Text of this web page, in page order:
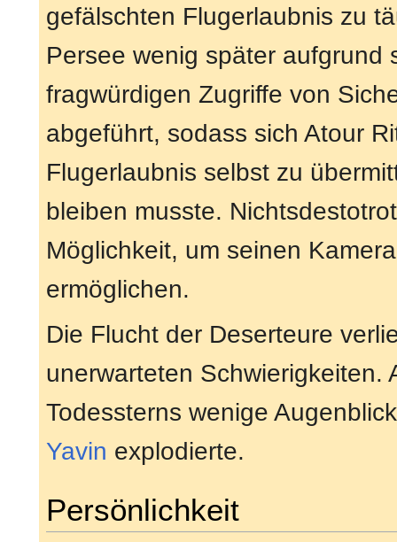
gefälschten Flugerlaubnis zu
Persee wenig später aufgrund
fragwürdigen Zugriffe von
abgeführt, sodass sich Atour
Flugerlaubnis selbst zu
bleiben musste.
Möglichkeit, um seinen
ermöglichen.
Die Flucht der Deserteure
unerwarteten Schwierigkeiten.
Todessterns wenige
Yavin explodierte.
Persönlichkeit